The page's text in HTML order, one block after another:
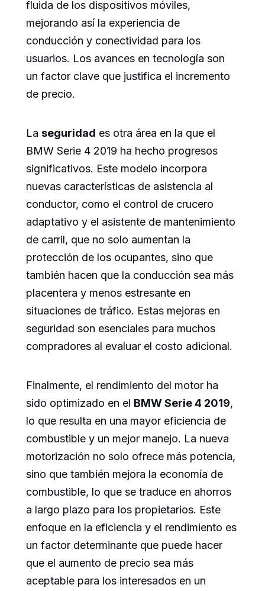
fluida de los dispositivos móviles,
mejorando así la experiencia de
conducción y conectividad para los
usuarios. Los avances en tecnología son
un factor clave que justifica el incremento
de precio.
La seguridad es otra área en la que el
BMW Serie 4 2019 ha hecho progresos
significativos. Este modelo incorpora
nuevas características de asistencia al
conductor, como el control de crucero
adaptativo y el asistente de mantenimiento
de carril, que no solo aumentan la
protección de los ocupantes, sino que
también hacen que la conducción sea más
placentera y menos estresante en
situaciones de tráfico. Estas mejoras en
seguridad son esenciales para muchos
compradores al evaluar el costo adicional.
Finalmente, el rendimiento del motor ha
sido optimizado en el BMW Serie 4 2019,
lo que resulta en una mayor eficiencia de
combustible y un mejor manejo. La nueva
motorización no solo ofrece más potencia,
sino que también mejora la economía de
combustible, lo que se traduce en ahorros
a largo plazo para los propietarios. Este
enfoque en la eficiencia y el rendimiento es
un factor determinante que puede hacer
que el aumento de precio sea más
aceptable para los interesados en un